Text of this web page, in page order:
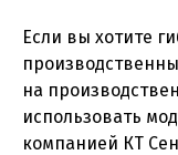
Если вы хотите
на
использовать
компанией КТ